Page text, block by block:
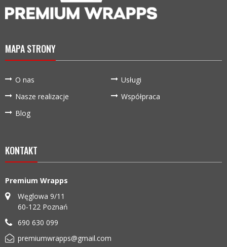
MAPA STRONY
O nas
Usługi
Nasze realizacje
Współpraca
Blog
KONTAKT
Premium Wrapps
Węglowa 9/11
60-122 Poznań
690 630 099
premiumwrapps@gmail.com